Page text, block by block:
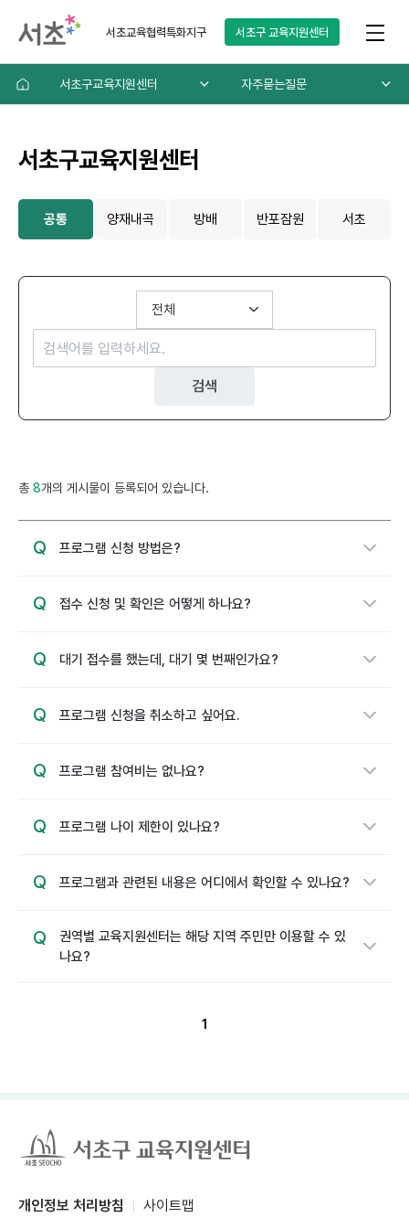
서초교육협력특화지구 서초구교육지원센터
서초구교육지원센터 자주묻는질문
서초구교육지원센터
공통 양재내곡 방배 반포잠원 서초
검색
총 8개의 게시물이 등록되어 있습니다.
Q 프로그램 신청 방법은?
축
Q
접수 신청 및 확인은 어떻게 하나요?
축
Q
대기 접수를 했는데, 대기 몇 번째인가요?
축
Q
프로그램 신청을 취소하고 싶어요.
축
Q
프로그램 참여비는 없나요?
축
Q
프로그램 나이 제한이 있나요?
축
Q
프로그램과 관련된 내용은 어디에서 확인할 수 있나요?
축
Q
권역별 교육지원센터는 해당 지역 주민만 이용할 수 있
나요?
축
1
개인정보 처리방침 사이트맵